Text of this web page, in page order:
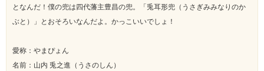
となんだ！僕の兜は四代藩主豊昌の兜。「兎耳形兜（うさぎみみなりのか
ぶと）」とおそろいなんだよ。かっこいいでしょ！
愛称：やまぴょん
名前：山内 兎之進（うさのしん）